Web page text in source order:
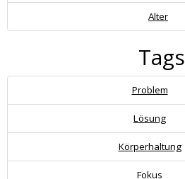
Alter
Tags
Problem
Lösung
Körperhaltung
Fokus